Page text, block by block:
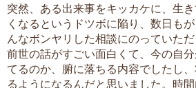
突然、ある出来事をキッカケに、生
くなるというドツボに陥り、数日も
んなボンヤリした相談にのっていただ
前世の話がすごい面白くて、今の自
てるのか、腑に落ちる内容でしたし
るようになるんだと思いました。時